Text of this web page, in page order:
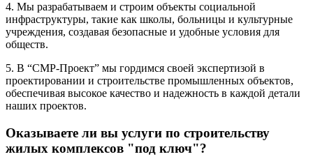
4. Мы разрабатываем и строим объекты социальной
инфраструктуры, такие как школы, больницы и культурные
учреждения, создавая безопасные и удобные условия для
обществ.
5. В “СМР-Проект” мы гордимся своей экспертизой в
проектировании и строительстве промышленных объектов,
обеспечивая высокое качество и надежность в каждой детали
наших проектов.
Оказываете ли вы услуги по строительству
жилых комплексов "под ключ"?